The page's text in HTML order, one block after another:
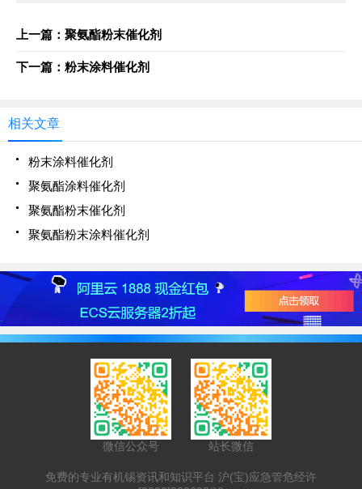
上一篇：聚氨酯粉末催化剂
下一篇：粉末涂料催化剂
相关文章
粉末涂料催化剂
聚氨酯涂料催化剂
聚氨酯粉末催化剂
聚氨酯粉末涂料催化剂
微信公众号 站长微信
免费的专业有机锡资讯和知识平台 沪(宝)应急管危经许